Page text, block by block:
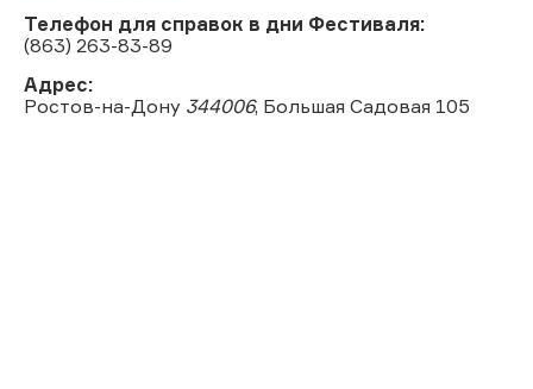
Телефон для справок в дни Фестиваля:
(863) 263-83-89
Адрес:
Ростов-на-Дону 344006, Большая Садовая 105